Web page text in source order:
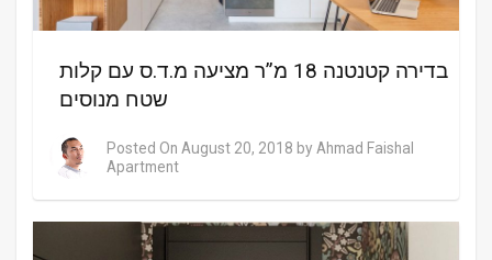
בדירה קטנטנה 18 מ”ר מציעה מ.ד.ס עם קלות
שטח מנוסים
Posted On August 20, 2018 by Ahmad Faishal
Apartment